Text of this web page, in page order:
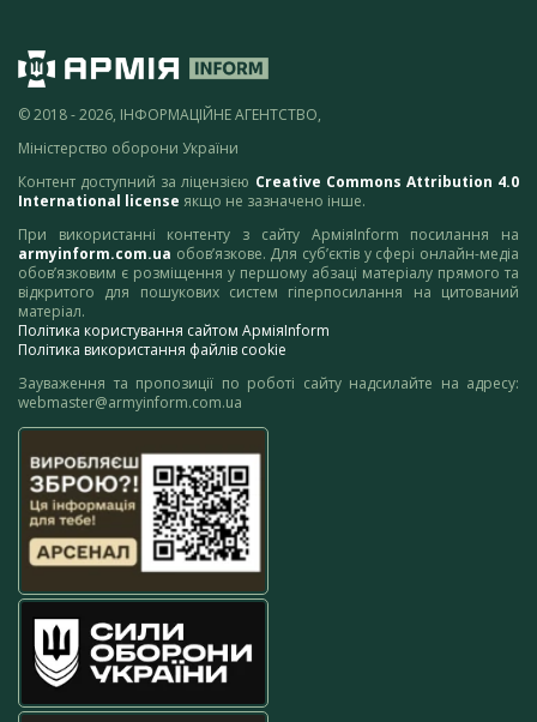
© 2018 - 2026, ІНФОРМАЦІЙНЕ АГЕНТСТВО,
Міністерство оборони України
Контент доступний за ліцензією Creative Commons Attribution 4.0
International license якщо не зазначено інше.
При використанні контенту з сайту АрміяInform посилання на
armyinform.com.ua обов’язкове. Для суб’єктів у сфері онлайн-медіа
обов’язковим є розміщення у першому абзаці матеріалу прямого та
відкритого для пошукових систем гіперпосилання на цитований
матеріал.
Політика користування сайтом АрміяInform
Політика використання файлів cookie
Зауваження та пропозиції по роботі сайту надсилайте на адресу:
webmaster@armyinform.com.ua